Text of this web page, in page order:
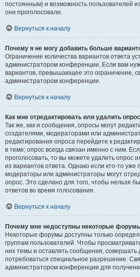
постоянным) и возможность пользователей
они проголосовали.
Вернуться к началу
Почему я не могу добавить больше
Ограничение количества вариантов ответа
администратором конференции. Если вам
вариантов, превышающее это ограничение,
администратором конференции.
Вернуться к началу
Как мне отредактировать или удалить
Так же, как и сообщения, опросы могут
создателями, модераторами или
редактирования опроса перейдите к
в теме; опрос всегда связан именно с ним.
проголосовать, то вы можете удалить опрос
из вариантов ответа. Однако если кто-то уже
модераторы или администраторы могут
опрос. Это сделано для того, чтобы нельзя
ответов во время голосования.
Вернуться к началу
Почему мне недоступны некоторые
Некоторые форумы доступны только
группам пользователей. Чтобы
них темы и оставлять сообщения, совершать
потребоваться специальное разрешение.
администратором конференции для